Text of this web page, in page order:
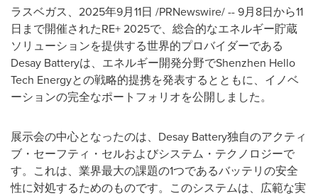
ラスベガス、2025年9月11日 /PRNewswire/ -- 9月8日から11
日まで開催されたRE+ 2025で、総合的なエネルギー貯蔵
ソリューションを提供する世界的プロバイダーである
Desay Batteryは、エネルギー開発分野でShenzhen Hello
Tech Energyとの戦略的提携を発表するとともに、イノベ
ーションの完全なポートフォリオを公開しました。
展示会の中心となったのは、Desay Battery独自のアクティ
ブ・セーフティ・セルおよびシステム・テクノロジーで
す。これは、業界最大の課題の1つであるバッテリの安全
性に対処するためのものです。このシステムは、広範な実